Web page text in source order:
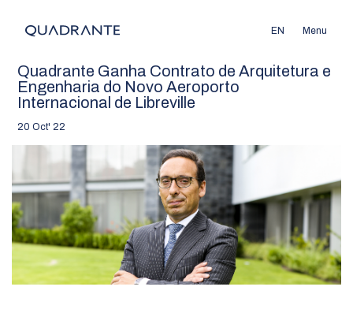
EN Menu
Quadrante Ganha Contrato de Arquitetura e
Engenharia do Novo Aeroporto
Internacional de Libreville
20 Oct' 22